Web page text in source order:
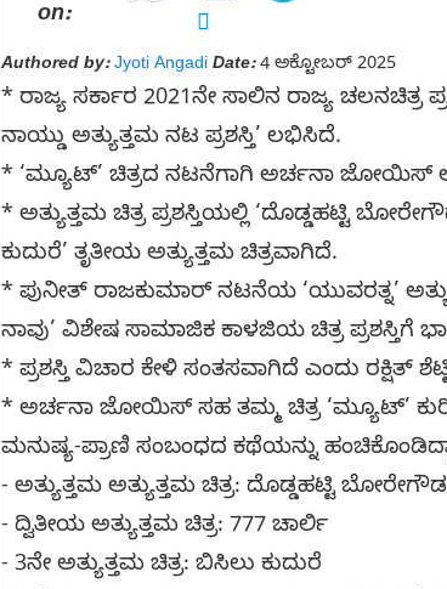
on:
Authored by: Jyoti Angadi Date:4 ಅಕ್ಟೋಬರ್ 2025
* ರಾಜ್ಯ ಸರ್ಕಾರ 2021ನೇ ಸಾಲಿನ ರಾಜ್ಯ ಚಲನಚಿತ್ರ
ನಾಯ್ಡು ಅತ್ಯುತ್ತಮ ನಟ ಪ್ರಶಸ್ತಿ’ ಲಭಿಸಿದೆ.
* ‘ಮ್ಯೂಟ್’ ಚಿತ್ರದ ನಟನೆಗಾಗಿ ಅರ್ಚನಾ ಜೋಯಿಸ್
* ಅತ್ಯುತ್ತಮ ಚಿತ್ರ ಪ್ರಶಸ್ತಿಯಲ್ಲಿ ‘ದೊಡ್ಡಹಟ್ಟಿ
ಕುದುರೆ’ ತೃತೀಯ ಅತ್ಯುತ್ತಮ ಚಿತ್ರವಾಗಿದೆ.
* ಪುನೀತ್ ರಾಜಕುಮಾರ್ ನಟನೆಯ ‘ಯುವರತ್ನ’
ನಾವು’ ವಿಶೇಷ ಸಾಮಾಜಿಕ ಕಾಳಜಿಯ ಚಿತ್ರ ಪ್ರಶಸ್ತಿಗೆ
* ಪ್ರಶಸ್ತಿ ವಿಚಾರ ಕೇಳಿ ಸಂತಸವಾಗಿದೆ ಎಂದು ರಕ್ಷಿತ್
* ಅರ್ಚನಾ ಜೋಯಿಸ್ ಸಹ ತಮ್ಮ ಚಿತ್ರ ‘ಮ್ಯೂಟ್’
ಮನುಷ್ಯ-ಪ್ರಾಣಿ ಸಂಬಂಧದ ಕಥೆಯನ್ನು
- ಅತ್ಯುತ್ತಮ ಅತ್ಯುತ್ತಮ ಚಿತ್ರ: ದೊಡ್ಡಹಟ್ಟಿ ಬೋರೇಗೌಡ
- ದ್ವಿತೀಯ ಅತ್ಯುತ್ತಮ ಚಿತ್ರ: 777 ಚಾರ್ಲಿ
- 3ನೇ ಅತ್ಯುತ್ತಮ ಚಿತ್ರ: ಬಿಸಿಲು ಕುದುರೆ